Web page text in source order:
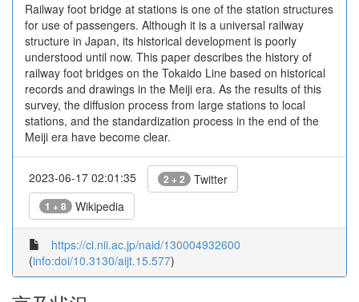
Railway foot bridge at stations is one of the station structures
for use of passengers. Although it is a universal railway
structure in Japan, its historical development is poorly
understood until now. This paper describes the history of
railway foot bridges on the Tokaido Line based on historical
records and drawings in the Meiji era. As the results of this
survey, the diffusion process from large stations to local
stations, and the standardization process in the end of the
Meiji era have become clear.
2023-06-17 02:01:35 2 + 2 Twitter
1 + 8 Wikipedia
https://ci.nii.ac.jp/naid/130004932600
(info:doi/10.3130/aijt.15.577)